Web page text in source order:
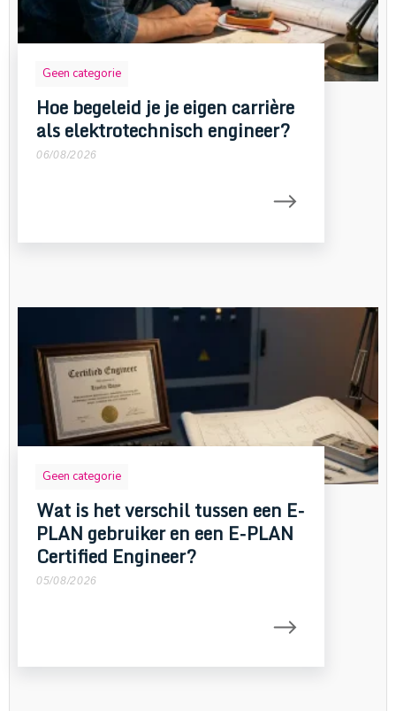
Geen categorie
Hoe begeleid je je eigen carrière
als elektrotechnisch engineer?
06/08/2026
Geen categorie
Wat is het verschil tussen een E-
PLAN gebruiker en een E-PLAN
Certified Engineer?
05/08/2026